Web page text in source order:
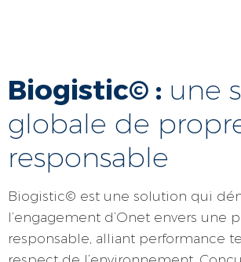
Biogistic© : une
globale de
responsable
Biogistic© est une solution qui
l’engagement d’Onet envers une
responsable, alliant performance